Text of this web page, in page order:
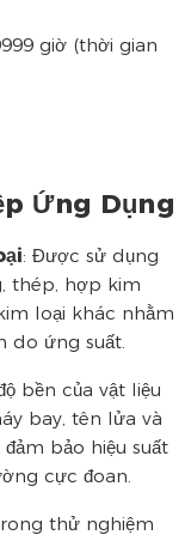
giờ (thời gian
Ứng Dụng
: Được sử dụng
thép, hợp kim
loại khác nhằm
do ứng suất.
bền của vật liệu
bay, tên lửa và
bảo hiệu suất
cực đoan.
thử nghiệm